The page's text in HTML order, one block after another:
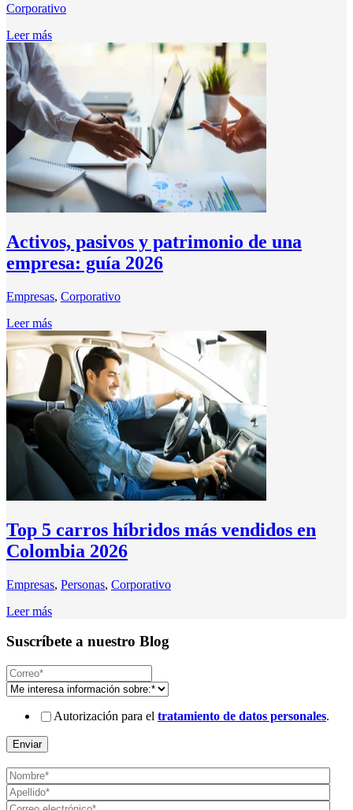
Corporativo
Leer más
Activos, pasivos y patrimonio de una
empresa: guía 2026
Empresas, Corporativo
Leer más
Top 5 carros híbridos más vendidos en
Colombia 2026
Empresas, Personas, Corporativo
Leer más
Suscríbete a nuestro Blog
Autorización para el tratamiento de datos personales.